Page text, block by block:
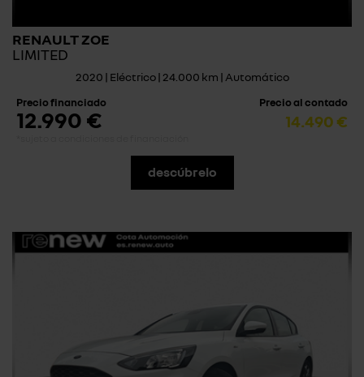
RENAULT ZOE
LIMITED
2020 | Eléctrico | 24.000 km | Automático
Precio financiado
12.990 €
Precio al contado
14.490 €
descúbrelo